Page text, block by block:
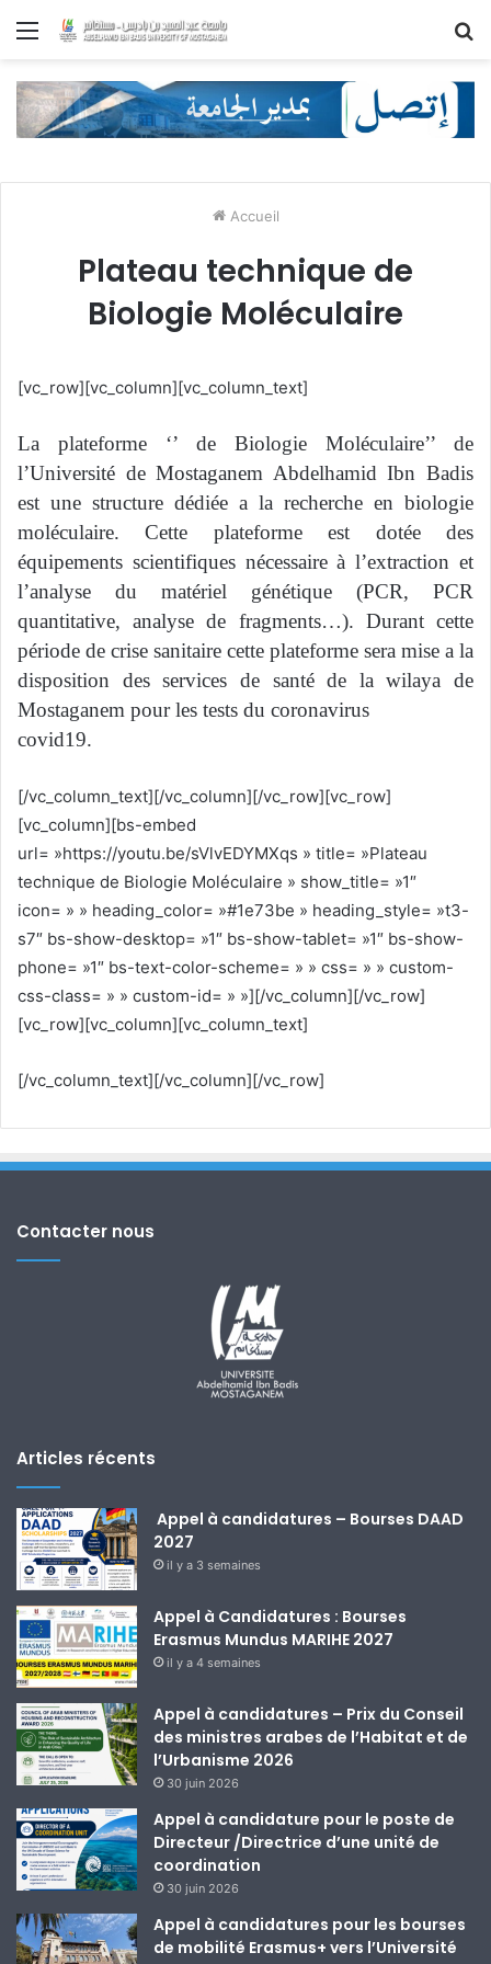
Menu
Accueil
Plateau technique de
Biologie Moléculaire
[vc_row][vc_column][vc_column_text]
La plateforme ‘’ de Biologie Moléculaire’’ de
l’Université de Mostaganem Abdelhamid Ibn Badis
est une structure dédiée a la recherche en biologie
moléculaire. Cette plateforme est dotée des
équipements scientifiques nécessaire à l’extraction et
l’analyse du matériel génétique (PCR, PCR
quantitative, analyse de fragments…). Durant cette
période de crise sanitaire cette plateforme sera mise a la
disposition des services de santé de la wilaya de
Mostaganem pour les tests du coronavirus
covid19.
[/vc_column_text][/vc_column][/vc_row][vc_row]
[vc_column][bs-embed
url= »https://youtu.be/sVlvEDYMXqs » title= »Plateau
technique de Biologie Moléculaire » show_title= »1″
icon= » » heading_color= »#1e73be » heading_style= »t3-
s7″ bs-show-desktop= »1″ bs-show-tablet= »1″ bs-show-
phone= »1″ bs-text-color-scheme= » » css= » » custom-
css-class= » » custom-id= » »][/vc_column][/vc_row]
[vc_row][vc_column][vc_column_text]
[/vc_column_text][/vc_column][/vc_row]
Contacter nous
Articles récents
Appel à candidatures – Bourses DAAD
2027
il y a 3 semaines
Appel à Candidatures : Bourses
Erasmus Mundus MARIHE 2027
il y a 4 semaines
Appel à candidatures – Prix du Conseil
des ministres arabes de l’Habitat et de
l’Urbanisme 2026
30 juin 2026
Appel à candidature pour le poste de
Directeur /Directrice d’une unité de
coordination
30 juin 2026
Appel à candidatures pour les bourses
de mobilité Erasmus+ vers l’Université